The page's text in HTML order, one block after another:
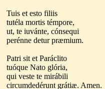
Tuis et esto filiis
tutéla mortis témpore,
ut, te iuvánte, cónsequi
perénne detur præmium.
Patri sit et Paráclito
tuóque Nato glória,
qui veste te mirábili
circumdedérunt grátiæ. Amen.